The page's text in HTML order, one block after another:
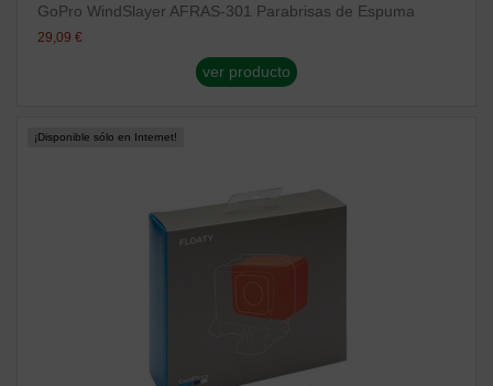
GoPro WindSlayer AFRAS-301 Parabrisas de Espuma
29,09 €
ver producto
¡Disponible sólo en Internet!